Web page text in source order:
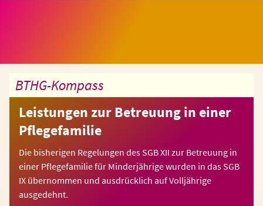
BTHG-Kompass
Leistungen zur Betreuung in einer
Pflegefamilie
Die bisherigen Regelungen des SGB XII zur Betreuung in
einer Pflegefamilie für Minderjährige wurden in das SGB
IX übernommen und ausdrücklich auf Volljährige
ausgedehnt.